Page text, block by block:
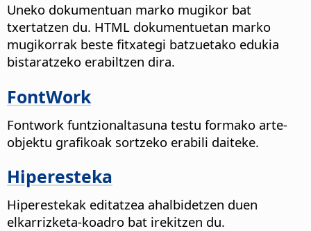
Uneko dokumentuan marko mugikor bat
txertatzen du. HTML dokumentuetan marko
mugikorrak beste fitxategi batzuetako edukia
bistaratzeko erabiltzen dira.
FontWork
Fontwork funtzionaltasuna testu formako arte-
objektu grafikoak sortzeko erabili daiteke.
Hiperesteka
Hiperestekak editatzea ahalbidetzen duen
elkarrizketa-koadro bat irekitzen du.